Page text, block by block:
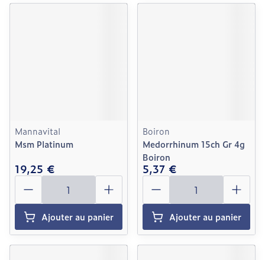
Mannavital
Msm Platinum
19,25 €
Quantité
Ajouter au panier
Boiron
Medorrhinum 15ch Gr 4g
Boiron
5,37 €
Quantité
Ajouter au panier